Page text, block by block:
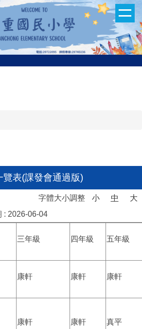
表(課發會通過版)
字體大小調整 小 中
大
: 2026-06-04
三年級 四年級 五年級
康軒 康軒 康軒
康軒 康軒 真平